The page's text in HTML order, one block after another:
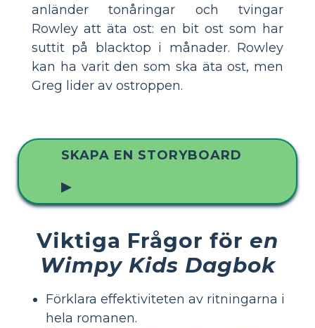
anländer tonåringar och tvingar
Rowley att äta ost: en bit ost som har
suttit på blacktop i månader. Rowley
kan ha varit den som ska äta ost, men
Greg lider av ostroppen.
SKAPA EN STORYBOARD
▶
Viktiga Frågor för en
Wimpy Kids Dagbok
Förklara effektiviteten av ritningarna i
hela romanen.